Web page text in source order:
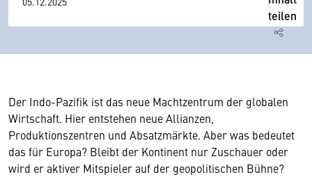
teilen
Der Indo-Pazifik ist das neue Machtzentrum der globalen
Wirtschaft. Hier entstehen neue Allianzen,
Produktionszentren und Absatzmärkte. Aber was bedeutet
das für Europa? Bleibt der Kontinent nur Zuschauer oder
wird er aktiver Mitspieler auf der geopolitischen Bühne?